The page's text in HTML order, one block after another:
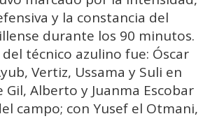
y la constancia del
durante los 90 minutos.
técnico azulino fue: Óscar
Vertiz, Ussama y Suli en
Gil, Alberto y Juanma Escobar
campo; con Yusef el Otmani,